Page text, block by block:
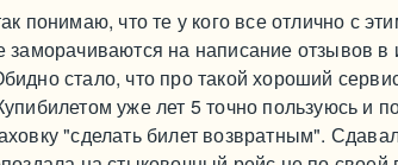
понимаю, что те у кого все отлично с
заморачиваются на написание отзывов в
стало, что про такой хороший
уже лет 5 точно пользуюсь и
"сделать билет возвратным".